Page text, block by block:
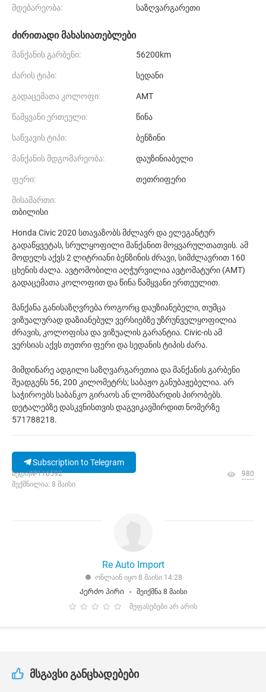
მდებარეობა: საზღვარგარეთი
ძირითადი მახასიათებლები
მანქანის გარბენი: 56200km
ძარის ტიპი: სედანი
გადაცემათა კოლოფი: AMT
წამყვანი ერთეული: წინა
საწვავის ტიპი: ბენზინი
მანქანის მდგომარეობა: დაუზინიაბელი
ფერი: თეთრიფერი
მისამართი:
თბილისი
Honda Civic 2020 სთავაზობს მძლავრ და ელეგანტურ
გადაწყვეტას, სრულყოფილი მანქანით მოყვარულთათვის. ამ
მოდელს აქვს 2 ლიტრიანი ბენზინის ძრავი, სიმძლავრით 160
ცხენის ძალა. ავტომობილი აღჭურვილია ავტომატური (AMT)
გადაცემათა კოლოფით და წინა წამყვანი ერთეულით.
მანქანა განისაზღვრება როგორც დაუზიანებელი, თუმცა
ვიზუალურად დაზიანებულ ვერსიებზე უზრუნველყოფილია
ძრავის, კოლოფისა და ვიზუალის გარანტია. Civic-ის ამ
ვერსიას აქვს თეთრი ფერი და სედანის ტიპის ძარა.
მიმდინარე ადგილი საზღვარგარეთია და მანქანის გარბენი
შეადგენს 56, 200 კილომეტრს; საბაჟო განუბაჟებელია. არ
საჭიროებს საბანკო გირაოს ან ლომბარდის პირობებს.
დეტალებზე დასკვნისთვის დაგვიკავშირდით ნომერზე
571788218.
Subscription to Telegram
ხედი|№116592
შექმნილია: 8 მაისი
980
Re Auto Import
ონლაინ იყო 8 მაისი 14:28
Კერძო პირი
შეიქმნა 8 მაისი
შეფასებები არ არის
მსგავსი განცხადებები